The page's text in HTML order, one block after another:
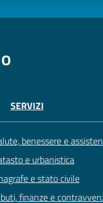
SERVIZI
benessere e
e urbanistica
e stato civile
finanze e